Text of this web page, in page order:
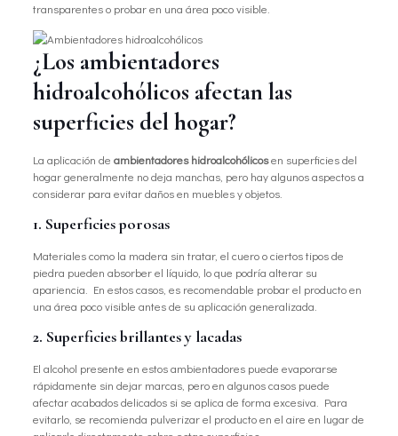
transparentes o probar en una área poco visible.
¿Los ambientadores
hidroalcohólicos afectan las
superficies del hogar?
La aplicación de ambientadores hidroalcohólicosen superficies del
hogar generalmente no deja manchas, pero hay algunos aspectos a
considerar para evitar daños en muebles y objetos.
1. Superficies porosas
Materiales como la madera sin tratar, el cuero o ciertos tipos de
piedra pueden absorber el líquido, lo que podría alterar su
apariencia. En estos casos, es recomendable probar el producto en
una área poco visible antes de su aplicación generalizada.
2. Superficies brillantes y lacadas
El alcohol presente en estos ambientadores puede evaporarse
rápidamente sin dejar marcas, pero en algunos casos puede
afectar acabados delicados si se aplica de forma excesiva. Para
evitarlo, se recomienda pulverizar el producto en el aire en lugar de